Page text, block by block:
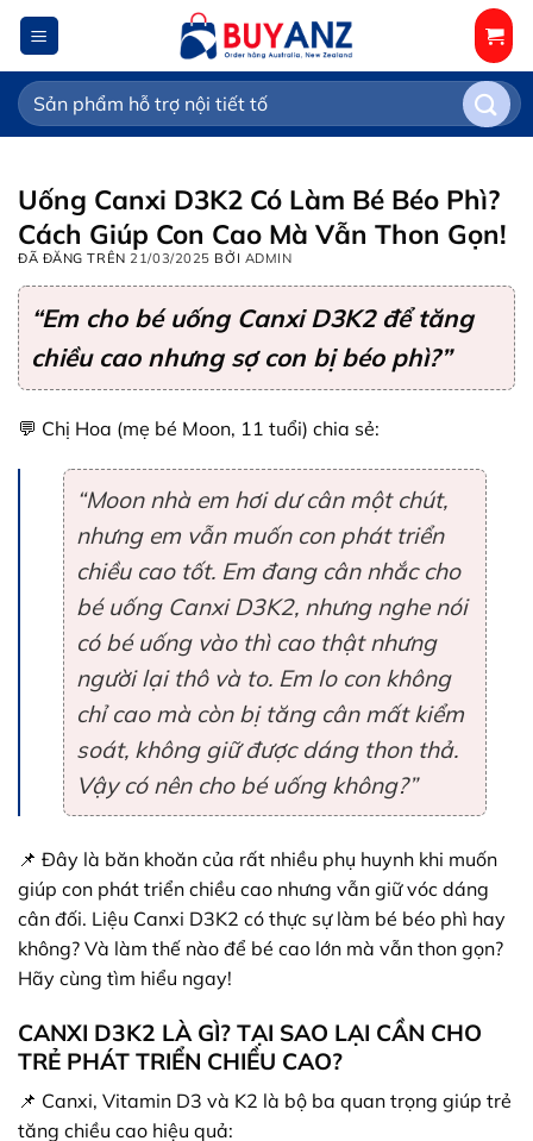
Chuyển
đến
nội
dung
Tìm
kiếm:
Uống Canxi D3K2 Có Làm Bé Béo Phì?
Cách Giúp Con Cao Mà Vẫn Thon Gọn!
ĐÃ ĐĂNG TRÊN21/03/2025 BỞI ADMIN
“Em cho bé uống Canxi D3K2 để tăng
chiều cao nhưng sợ con bị béo phì?”
💬 Chị Hoa (mẹ bé Moon, 11 tuổi) chia sẻ:
“Moon nhà em hơi dư cân một chút,
nhưng em vẫn muốn con phát triển
chiều cao tốt. Em đang cân nhắc cho
bé uống Canxi D3K2, nhưng nghe nói
có bé uống vào thì cao thật nhưng
người lại thô và to. Em lo con không
chỉ cao mà còn bị tăng cân mất kiểm
soát, không giữ được dáng thon thả.
Vậy có nên cho bé uống không?”
📌 Đây là băn khoăn của rất nhiều phụ huynh khi muốn
giúp con phát triển chiều cao nhưng vẫn giữ vóc dáng
cân đối. Liệu Canxi D3K2 có thực sự làm bé béo phì hay
không? Và làm thế nào để bé cao lớn mà vẫn thon gọn?
Hãy cùng tìm hiểu ngay!
CANXI D3K2 LÀ GÌ? TẠI SAO LẠI CẦN CHO
TRẺ PHÁT TRIỂN CHIỀU CAO?
📌 Canxi, Vitamin D3 và K2 là bộ ba quan trọng giúp trẻ
tăng chiều cao hiệu quả: